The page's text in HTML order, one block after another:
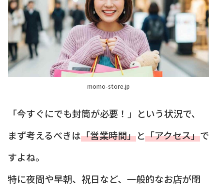
momo-store.jp
「今すぐにでも封筒が必要！」という状況で、
まず考えるべきは「営業時間」と「アクセス」で
すよね。
特に夜間や早朝、祝日など、一般的なお店が閉